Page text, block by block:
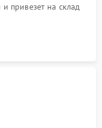
привезет на склад